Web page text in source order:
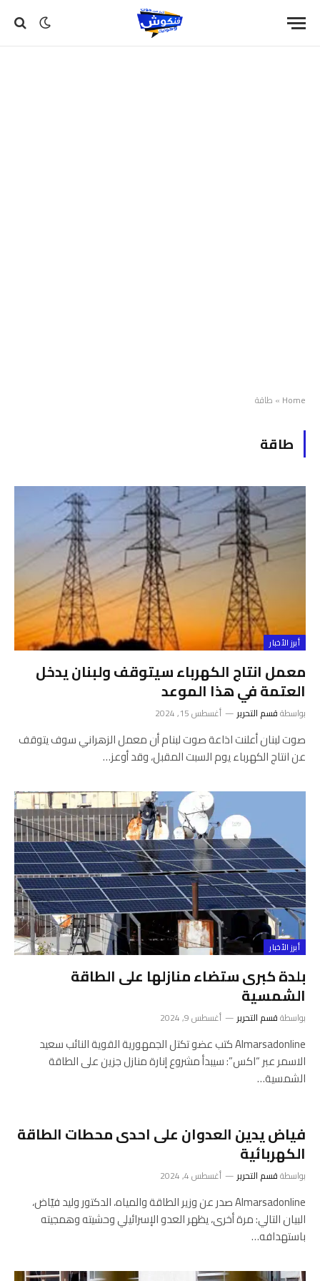
Home
» طاقة
طاقة
أبرز الأخبار
معمل انتاج الكهرباء سيتوقف ولبنان يدخل
العتمة في هذا الموعد
بواسطةقسم التحرير أغسطس 15, 2024
صوت لبنان أعلنت اذاعة صوت لبنام أن معمل الزهراني سوف يتوقف
عن انتاج الكهرباء يوم السبت المقبل، وقد أوعز…
أبرز الأخبار
بلدة كبرى ستضاء منازلها على الطاقة
الشمسية
بواسطةقسم التحرير أغسطس 9, 2024
Almarsadonline كتب عضو تكتل الجمهورية القوية النائب سعيد
الاسمر عبر “اكس”: سيبدأ مشروع إنارة منازل جزين على الطاقة
الشمسية…
فياض يدين العدوان على احدى محطات الطاقة
الكهربائية
بواسطةقسم التحرير أغسطس 4, 2024
Almarsadonline صدر عن وزير الطاقة والمياه، الدكتور وليد فيّاض،
البيان التالي: مرة أخرى، يظهر العدو الإسرائيلي وحشيته وهمجيته
باستهدافه…